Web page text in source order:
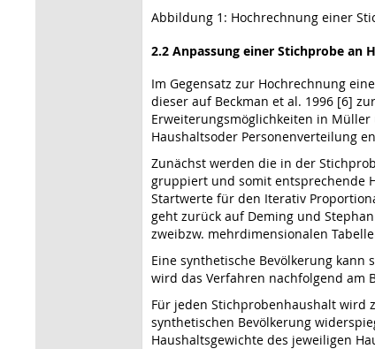
Abbildung 1: Hochrechnung einer
2.2 Anpassung einer Stichprobe an
Im Gegensatz zur Hochrechnung
dieser auf Beckman et al. 1996 [6]
Erweiterungsmöglichkeiten in Müller
Haushaltsoder Personenverteilung
Zunächst werden die in der
gruppiert und somit entsprechende
Startwerte für den Iterativ
geht zurück auf Deming und
zweibzw. mehrdimensionalen
Eine synthetische Bevölkerung
wird das Verfahren nachfolgend am
Für jeden Stichprobenhaushalt wird
synthetischen Bevölkerung
Haushaltsgewichte des jeweiligen